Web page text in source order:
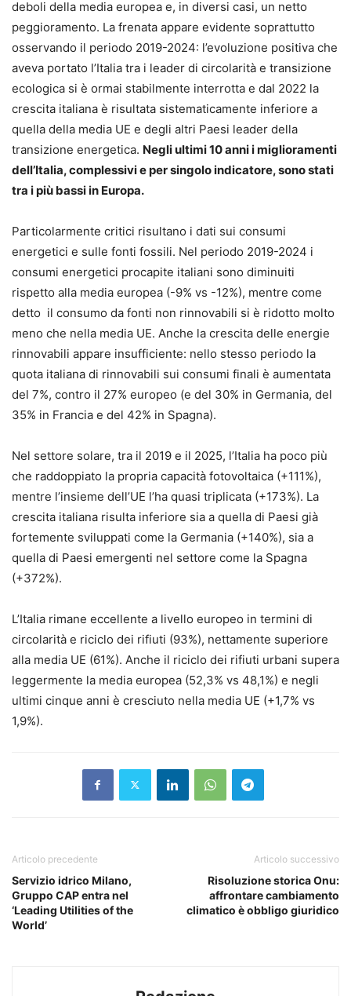
deboli della media europea e, in diversi casi, un netto
peggioramento. La frenata appare evidente soprattutto
osservando il periodo 2019-2024: l’evoluzione positiva che
aveva portato l’Italia tra i leader di circolarità e transizione
ecologica si è ormai stabilmente interrotta e dal 2022 la
crescita italiana è risultata sistematicamente inferiore a
quella della media UE e degli altri Paesi leader della
transizione energetica. Negli ultimi 10 anni i miglioramenti
dell’Italia, complessivi e per singolo indicatore, sono stati
tra i più bassi in Europa.
Particolarmente critici risultano i dati sui consumi
energetici e sulle fonti fossili. Nel periodo 2019-2024 i
consumi energetici procapite italiani sono diminuiti
rispetto alla media europea (-9% vs -12%), mentre come
detto il consumo da fonti non rinnovabili si è ridotto molto
meno che nella media UE. Anche la crescita delle energie
rinnovabili appare insufficiente: nello stesso periodo la
quota italiana di rinnovabili sui consumi finali è aumentata
del 7%, contro il 27% europeo (e del 30% in Germania, del
35% in Francia e del 42% in Spagna).
Nel settore solare, tra il 2019 e il 2025, l’Italia ha poco più
che raddoppiato la propria capacità fotovoltaica (+111%),
mentre l’insieme dell’UE l’ha quasi triplicata (+173%). La
crescita italiana risulta inferiore sia a quella di Paesi già
fortemente sviluppati come la Germania (+140%), sia a
quella di Paesi emergenti nel settore come la Spagna
(+372%).
L’Italia rimane eccellente a livello europeo in termini di
circolarità e riciclo dei rifiuti (93%), nettamente superiore
alla media UE (61%). Anche il riciclo dei rifiuti urbani supera
leggermente la media europea (52,3% vs 48,1%) e negli
ultimi cinque anni è cresciuto nella media UE (+1,7% vs
1,9%).
Articolo precedente
Servizio idrico Milano,
Gruppo CAP entra nel
‘Leading Utilities of the
World’
Articolo successivo
Risoluzione storica Onu:
affrontare cambiamento
climatico è obbligo giuridico